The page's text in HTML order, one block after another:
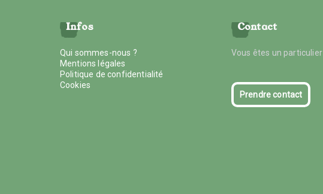
Infos
Qui sommes-nous ?
Mentions légales
Politique de confidentialité
Cookies
Contact
Vous êtes un particulier
Prendre contact